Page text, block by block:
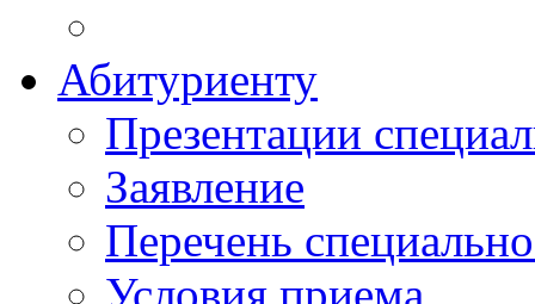
Абитуриенту
Презентации
Заявление
Перечень